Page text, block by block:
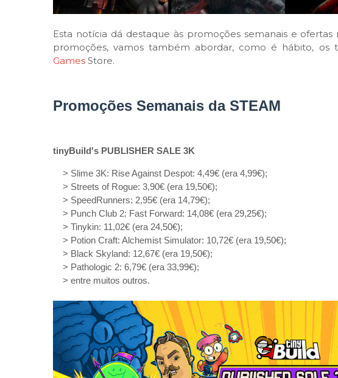
Esta notícia dá destaque às promoções semanais e
promoções, vamos também abordar, como é hábito, os
Games Store.
Promoções Semanais da STEAM
tinyBuild's PUBLISHER SALE 3K
> Slime 3K: Rise Against Despot: 4,49€ (era 4,99€);
> Streets of Rogue: 3,90€ (era 19,50€);
> SpeedRunners: 2,95€ (era 14,79€);
> Punch Club 2: Fast Forward: 14,08€ (era 29,25€);
> Tinykin: 11,02€ (era 24,50€);
> Potion Craft: Alchemist Simulator: 10,72€ (era 19,50€);
> Black Skyland: 12,67€ (era 19,50€);
> Pathologic 2: 6,79€ (era 33,99€);
> entre muitos outros.